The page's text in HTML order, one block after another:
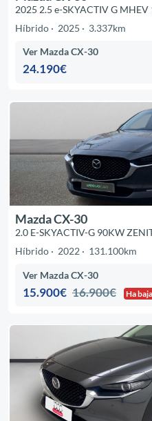
2025 2.5 e-SKYACTIV G
Híbrido
2025 3.337km
Ver Mazda CX-30
24.190€
Mazda CX-30
2.0 E-SKYACTIV-G 90KW
Híbrido
2022 131.100km
Ver Mazda CX-30
15.900€ 16.900€ Ha